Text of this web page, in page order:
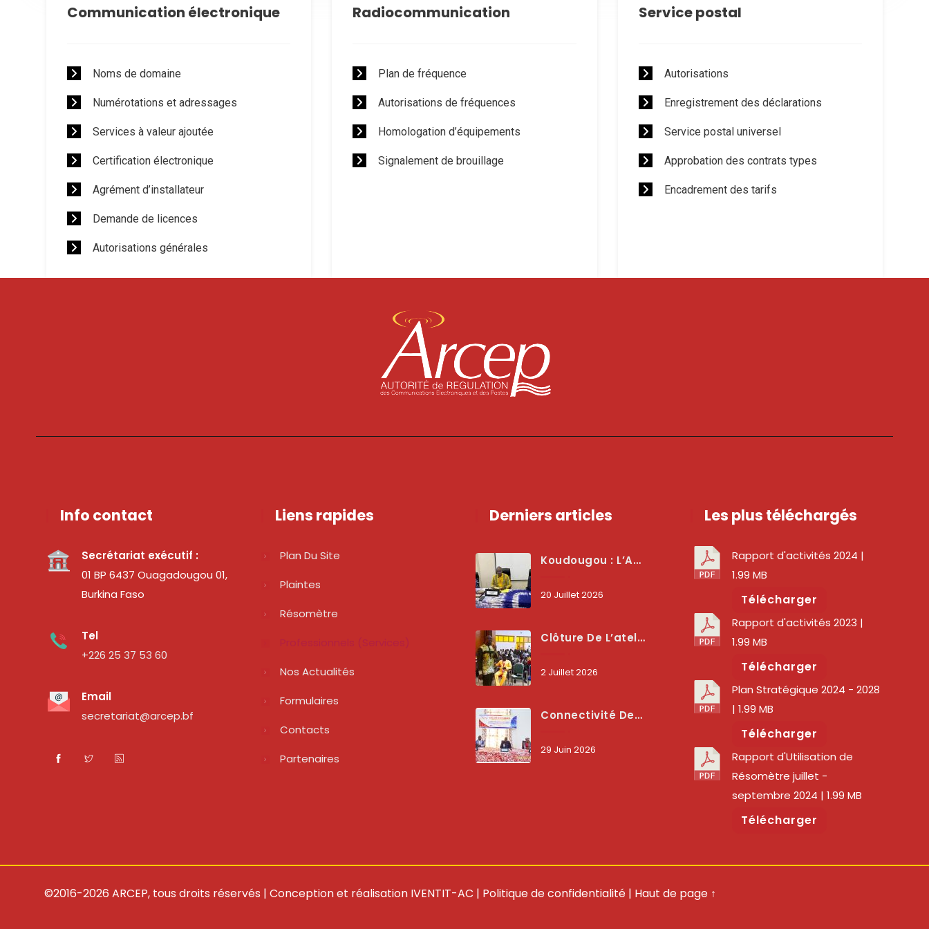
Communication électronique
Noms de domaine
Numérotations et adressages
Services à valeur ajoutée
Certification électronique
Agrément d’installateur
Demande de licences
Autorisations générales
Radiocommunication
Plan de fréquence
Autorisations de fréquences
Homologation d’équipements
Signalement de brouillage
Service postal
Autorisations
Enregistrement des déclarations
Service postal universel
Approbation des contrats types
Encadrement des tarifs
Info contact
Secrétariat exécutif :
01 BP 6437 Ouagadougou 01,
Burkina Faso
Tel
+226 25 37 53 60
Email
secretariat@arcep.bf
Liens rapides
Plan Du Site
Plaintes
Résomètre
Nos Actualités
Formulaires
Contacts
Partenaires
Derniers articles
Koudougou : L’ARCEP Renforce Le Dialogue Avec Les Associations De Consommateurs Pour Mieux Protéger Les Usagers
20 Juillet 2026
Clôture De L’atelier National : L’ARCEP Et Les Collectivités Territoriales Consolident Leur Partenariat Pour Booster La Qualité Des Services Numériques
2 Juillet 2026
Connectivité Des Territoires : L’ARCEP Et Les Collectivités Territoriales Scellent Un Pacte Stratégique À Bobo-Dioulasso Pour Booster La Qualité Des Réseaux
29 Juin 2026
Les plus téléchargés
Rapport d'activités 2024 |
1.99 MB
Télécharger
Rapport d'activités 2023 |
1.99 MB
Télécharger
Plan Stratégique 2024 - 2028
| 1.99 MB
Télécharger
Rapport d'Utilisation de
Résomètre juillet -
septembre 2024 | 1.99 MB
Télécharger
©2016-2026 ARCEP, tous droits réservés | Conception et réalisation IVENTIT-AC | Politique de confidentialité | Haut de page ↑